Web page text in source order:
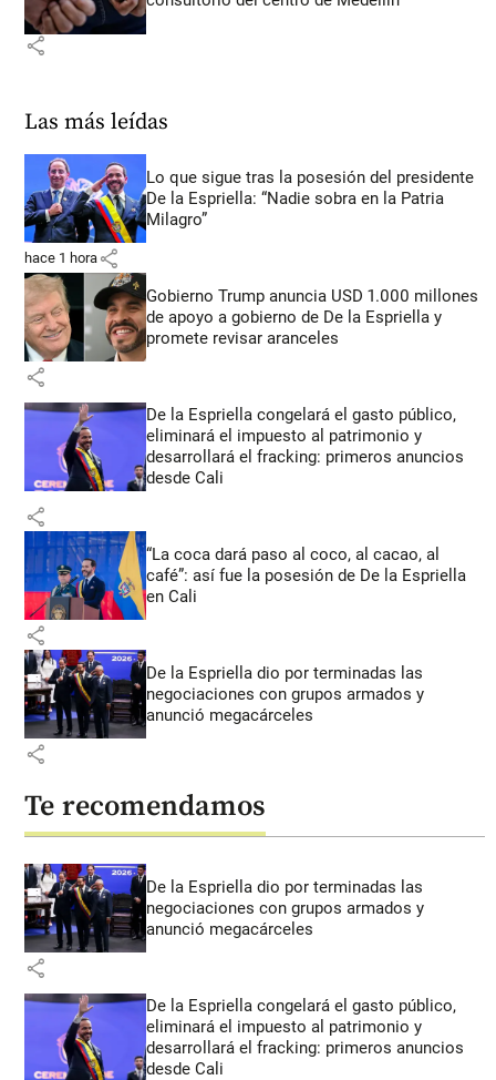
share
Las más leídas
Lo que sigue tras la posesión del presidente
De la Espriella: “Nadie sobra en la Patria
Milagro”
hace 1 hora share
Gobierno Trump anuncia USD 1.000 millones
de apoyo a gobierno de De la Espriella y
promete revisar aranceles
share
De la Espriella congelará el gasto público,
eliminará el impuesto al patrimonio y
desarrollará el fracking: primeros anuncios
desde Cali
share
“La coca dará paso al coco, al cacao, al
café”: así fue la posesión de De la Espriella
en Cali
share
De la Espriella dio por terminadas las
negociaciones con grupos armados y
anunció megacárceles
share
Te recomendamos
De la Espriella dio por terminadas las
negociaciones con grupos armados y
anunció megacárceles
share
De la Espriella congelará el gasto público,
eliminará el impuesto al patrimonio y
desarrollará el fracking: primeros anuncios
desde Cali